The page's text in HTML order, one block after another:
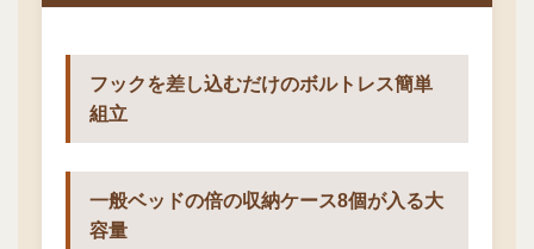
フックを差し込むだけのボルトレス簡単
組立
一般ベッドの倍の収納ケース8個が入る大
容量